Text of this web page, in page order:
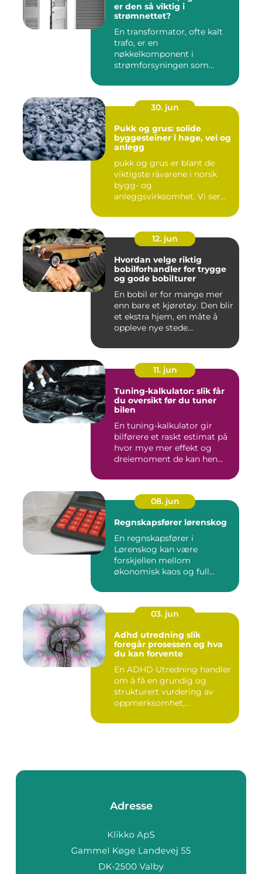
er den så viktig i
strømnettet?
En transformator, ofte kalt
trafo, er en
nøkkelkomponent i
strømforsyningen som
30. jun
Pukk og grus: solide
byggesteiner i hage, vei og
anlegg
pukk og grus er blant de
viktigste råvarene i norsk
bygg- og
anleggsvirksomhet. Vi ser
12. jun
Hvordan velge riktig
bobilforhandler for trygge
og gode bobilturer
En bobil er for mange mer
enn bare et kjøretøy. Den blir
et ekstra hjem, en måte å
oppleve nye stede...
11. jun
Tuning-kalkulator: slik får
du oversikt før du tuner
bilen
En tuning-kalkulator gir
bilførere et raskt estimat på
hvor mye mer effekt og
dreiemoment de kan hen...
08. jun
Regnskapsfører lørenskog
En regnskapsfører i
Lørenskog kan være
forskjellen mellom
økonomisk kaos og full
03. jun
Adhd utredning slik
foregår prosessen og hva
du kan forvente
En ADHD Utredning handler
om å få en grundig og
strukturert vurdering av
oppmerksomhet,
Adresse